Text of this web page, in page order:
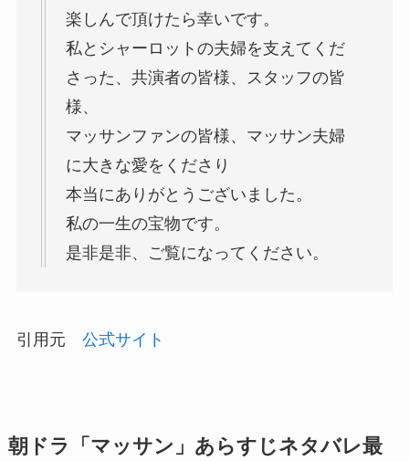
楽しんで頂けたら幸いです。
私とシャーロットの夫婦を支えてくだ
さった、共演者の皆様、スタッフの皆
様、
マッサンファンの皆様、マッサン夫婦
に大きな愛をくださり
本当にありがとうございました。
私の一生の宝物です。
是非是非、ご覧になってください。
引用元 公式サイト
朝ドラ「マッサン」あらすじネタバレ最